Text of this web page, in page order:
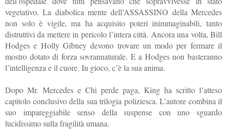
vegetativo. La diabolica mente dell’ASSASSINO della Mercedes
non solo è vigile, ma ha acquisito poteri inimmaginabili, tanto
distruttivi da mettere in pericolo l’intera città. Ancora una volta, Bill
Hodges e Holly Gibney devono trovare un modo per fermare il
mostro dota­to di forza sovrannaturale. E a Hodges non basteranno
l’intelligenza e il cuore. In gioco, c’è la sua anima.
Dopo Mr. Mercedes e Chi perde paga, King ha scritto l’atteso
capitolo conclusivo della sua trilogia poliziesca. L’autore combina il
suo impareggiabile senso della suspense con uno sguardo
lucidissimo sulla fragilità umana.